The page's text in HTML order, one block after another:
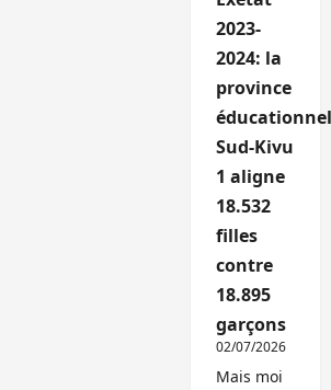
2023-
2024: la
province
Sud-Kivu
1 aligne
18.532
filles
contre
18.895
garçons
02/07/2026
Mais moi